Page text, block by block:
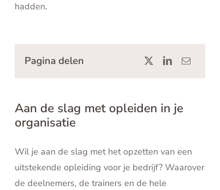
hadden.
Pagina delen
Aan de slag met opleiden in je
organisatie
Wil je aan de slag met het opzetten van een
uitstekende opleiding voor je bedrijf? Waarover
de deelnemers, de trainers en de hele